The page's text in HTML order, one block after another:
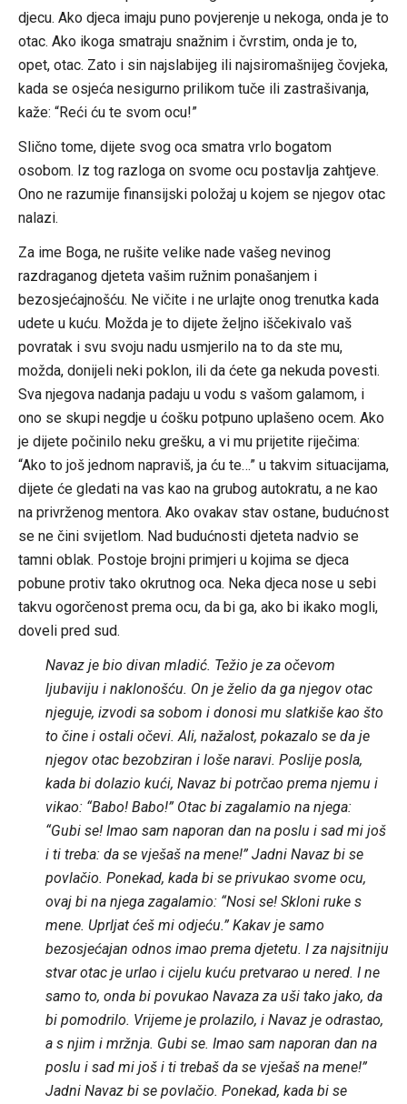
djecu. Ako djeca imaju puno povjerenje u nekoga, onda je to
otac. Ako ikoga smatraju snažnim i čvrstim, onda je to,
opet, otac. Zato i sin najslabijeg ili najsiromašnijeg čovjeka,
kada se osjeća nesigurno prilikom tuče ili zastrašivanja,
kaže: “Reći ću te svom ocu!”
Slično tome, dijete svog oca smatra vrlo bogatom
osobom. Iz tog razloga on svome ocu postavlja zahtjeve.
Ono ne razumije finansijski položaj u kojem se njegov otac
nalazi.
Za ime Boga, ne rušite velike nade vašeg nevinog
razdraganog djeteta vašim ružnim ponašanjem i
bezosjećajnošću. Ne vičite i ne urlajte onog trenutka kada
udete u kuću. Možda je to dijete željno iščekivalo vaš
povratak i svu svoju nadu usmjerilo na to da ste mu,
možda, donijeli neki poklon, ili da ćete ga nekuda povesti.
Sva njegova nadanja padaju u vodu s vašom galamom, i
ono se skupi negdje u ćošku potpuno uplašeno ocem. Ako
je dijete počinilo neku grešku, a vi mu prijetite riječima:
“Ako to još jednom napraviš, ja ću te…” u takvim situacijama,
dijete će gledati na vas kao na grubog autokratu, a ne kao
na privrženog mentora. Ako ovakav stav ostane, budućnost
se ne čini svijetlom. Nad budućnosti djeteta nadvio se
tamni oblak. Postoje brojni primjeri u kojima se djeca
pobune protiv tako okrutnog oca. Neka djeca nose u sebi
takvu ogorčenost prema ocu, da bi ga, ako bi ikako mogli,
doveli pred sud.
Navaz je bio divan mladić. Težio je za očevom
ljubaviju i naklonošću. On je želio da ga njegov otac
njeguje, izvodi sa sobom i donosi mu slatkiše kao što
to čine i ostali očevi. Ali, nažalost, pokazalo se da je
njegov otac bezobziran i loše naravi. Poslije posla,
kada bi dolazio kući, Navaz bi potrčao prema njemu i
vikao: “Babo! Babo!” Otac bi zagalamio na njega:
“Gubi se! Imao sam naporan dan na poslu i sad mi još
i ti treba: da se vješaš na mene!” Jadni Navaz bi se
povlačio. Ponekad, kada bi se privukao svome ocu,
ovaj bi na njega zagalamio: “Nosi se! Skloni ruke s
mene. Uprljat ćeš mi odjeću.” Kakav je samo
bezosjećajan odnos imao prema djetetu. I za najsitniju
stvar otac je urlao i cijelu kuću pretvarao u nered. I ne
samo to, onda bi povukao Navaza za uši tako jako, da
bi pomodrilo. Vrijeme je prolazilo, i Navaz je odrastao,
a s njim i mržnja. Gubi se. Imao sam naporan dan na
poslu i sad mi još i ti trebaš da se vješaš na mene!”
Jadni Navaz bi se povlačio. Ponekad, kada bi se